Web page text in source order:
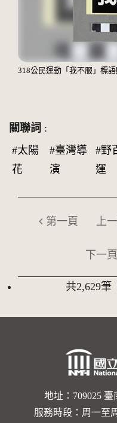
318公民運動「我不服」標
關聯詞 :
#太陽
花
#臺灣導
演
#野
運
第一頁 上
下一頁
共2,629筆
地址：709025
服務時段：周一至